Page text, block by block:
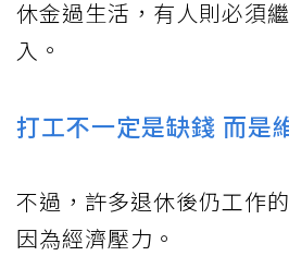
休金過生活，有人則必須
入。
打工不一定是缺錢 而是
不過，許多退休後仍工作
因為經濟壓力。